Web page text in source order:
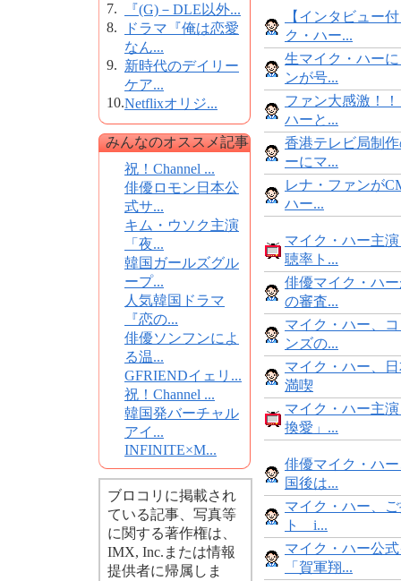
7.
『(G)－DLE以外...
8.
ドラマ『俺は恋愛
なん...
9. 新時代のデイリー
ケア...
10.Netflixオリジ...
みんなのオススメ記事
祝！Channel ...
俳優ロモン日本公
式サ...
キム・ウソク主演
「夜...
韓国ガールズグル
ープ...
人気韓国ドラマ
『恋の...
俳優ソンフンによ
る温...
GFRIENDイェリ...
祝！Channel ...
韓国発バーチャル
アイ...
INFINITE×M...
ブロコリに掲載され
ている記事、写真等
に関する著作権は、
IMX, Inc.または情報
提供者に帰属しま
【インタビュー
ク・ハー...
生マイク・ハー
ンが号...
ファン大感激！
ハーと...
香港テレビ局制
ーにマ...
レナ・ファンが
ハー...
マイク・ハー主
聴率ト...
俳優マイク・ハ
の審査...
マイク・ハー、
ンズの...
マイク・ハー、
満喫
マイク・ハー主
換愛」...
俳優マイク・ハ
国後は...
マイク・ハー、
ト i...
マイク・ハー公
「賀軍翔...